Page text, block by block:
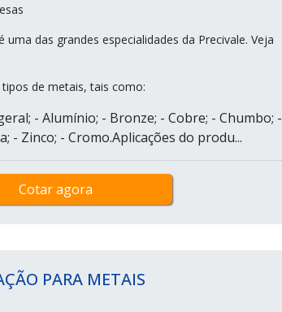
das grandes especialidades da Precivale. Veja
de metais, tais como:
- Alumínio; - Bronze; - Cobre; - Chumbo; -
- Zinco; - Cromo.Aplicações do produ...
Cotar agora
PARA METAIS